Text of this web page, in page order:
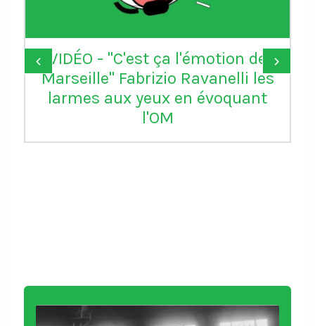
VIDÉO - "C'est ça l'émotion de
Marseille" Fabrizio Ravanelli les
larmes aux yeux en évoquant
l'OM
‹ ›